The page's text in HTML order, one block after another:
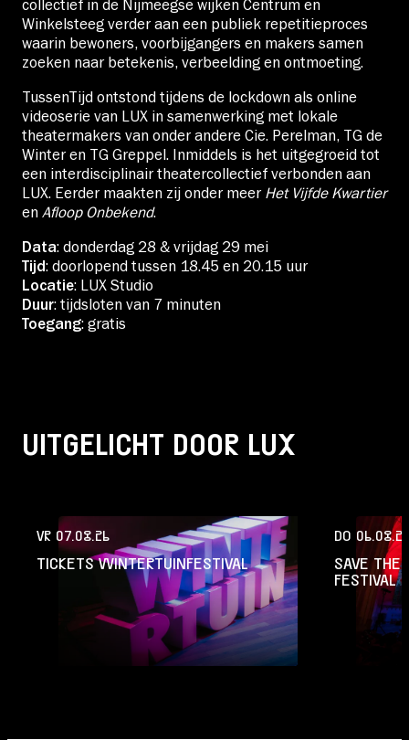
collectief in de Nijmeegse wijken Centrum en
Winkelsteeg verder aan een publiek repetitieproces
waarin bewoners, voorbijgangers en makers samen
zoeken naar betekenis, verbeelding en ontmoeting.
TussenTijd ontstond tijdens de lockdown als online
videoserie van LUX in samenwerking met lokale
theatermakers van onder andere Cie. Perelman, TG de
Winteren TG Greppel. Inmiddels is het uitgegroeid tot
een interdisciplinair theatercollectief verbonden aan
LUX. Eerder maakten zij onder meer Het Vijfde Kwartier
en Afloop Onbekend.
Data: donderdag 28 & vrijdag 29 mei
Tijd: doorlopend tussen 18.45 en 20.15 uur
Locatie: LUX Studio
Duur: tijdsloten van 7 minuten
Toegang: gratis
UITGELICHT DOOR LUX
VR 07.08.26
TICKETS WINTERTUINFESTIVAL
DO
SAVE THE
FESTIVAL